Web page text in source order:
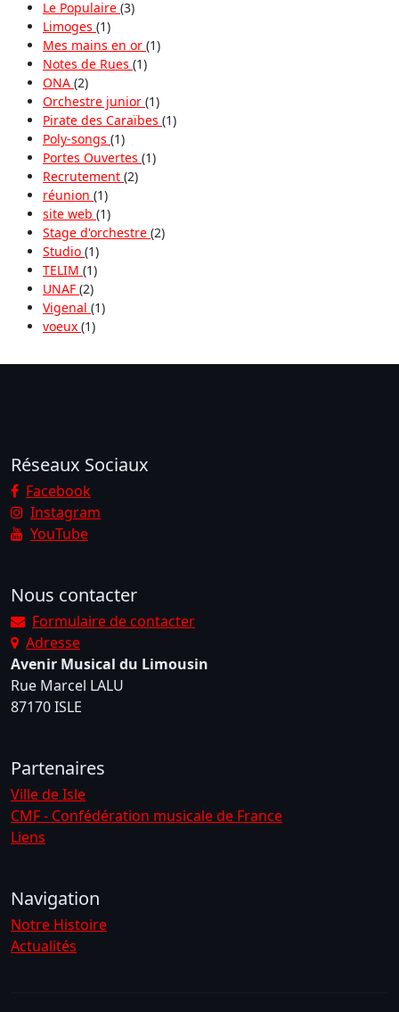
Le Populaire (3)
Limoges (1)
Mes mains en or (1)
Notes de Rues (1)
ONA (2)
Orchestre junior (1)
Pirate des Caraïbes (1)
Poly-songs (1)
Portes Ouvertes (1)
Recrutement (2)
réunion (1)
site web (1)
Stage d'orchestre (2)
Studio (1)
TELIM (1)
UNAF (2)
Vigenal (1)
voeux (1)
Réseaux Sociaux
Facebook
Instagram
YouTube
Nous contacter
Formulaire de contacter
Adresse
Avenir Musical du Limousin
Rue Marcel LALU
87170 ISLE
Partenaires
Ville de Isle
CMF - Confédération musicale de France
Liens
Navigation
Notre Histoire
Actualités